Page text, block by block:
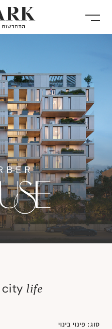
התחדשות
צור
EN
city life
סוג: פינוי בינוי